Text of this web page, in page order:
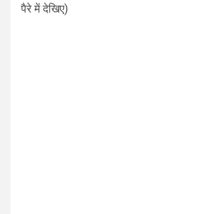
पैरे में देखिए)